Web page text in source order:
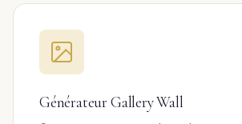
Générateur Gallery Wall